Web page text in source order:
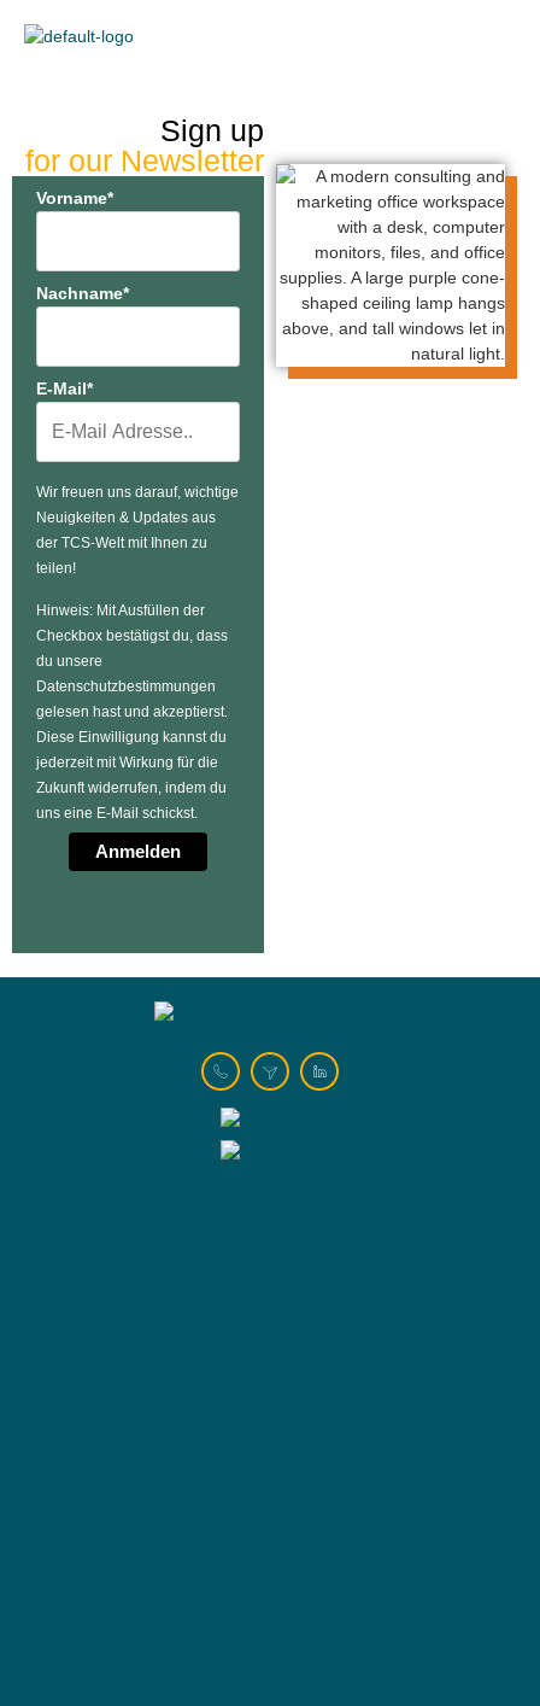
Sign up
for our Newsletter
Vorname*
Nachname*
E-Mail*
Wir freuen uns darauf, wichtige
Neuigkeiten & Updates aus
der TCS-Welt mit Ihnen zu
teilen!
Hinweis: Mit Ausfüllen der
Checkbox bestätigst du, dass
du unsere
Datenschutzbestimmungen
gelesen hast und akzeptierst.
Diese Einwilligung kannst du
jederzeit mit Wirkung für die
Zukunft widerrufen, indem du
uns eine E-Mail schickst.
Anmelden